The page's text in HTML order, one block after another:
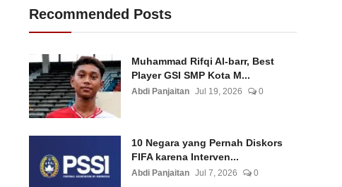
Recommended Posts
Muhammad Rifqi Al-barr, Best
Player GSI SMP Kota M...
Abdi Panjaitan Jul 19, 2026 0
10 Negara yang Pernah Diskors
FIFA karena Interven...
Abdi Panjaitan Jul 7, 2026 0